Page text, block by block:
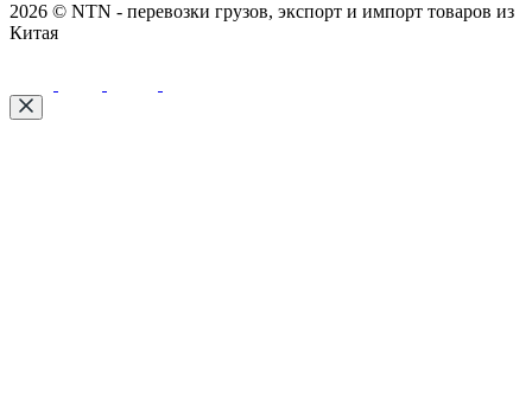
2026 © NTN - перевозки грузов, экспорт и импорт товаров из
Китая